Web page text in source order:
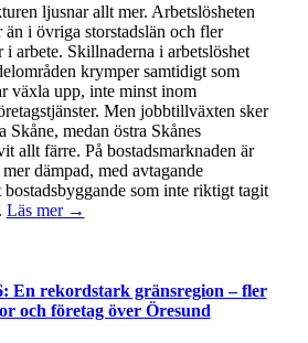
ljusnar allt mer. Arbetslösheten
i övriga storstadslän och fler
arbete. Skillnaderna i arbetslöshet
krymper samtidigt som
växla upp, inte minst inom
Men jobbtillväxten sker
Skåne, medan östra Skånes
allt färre. På bostadsmarknaden är
dämpad, med avtagande
som inte riktigt tagit
Läs mer →
En rekordstark gränsregion – fler
och företag över Öresund